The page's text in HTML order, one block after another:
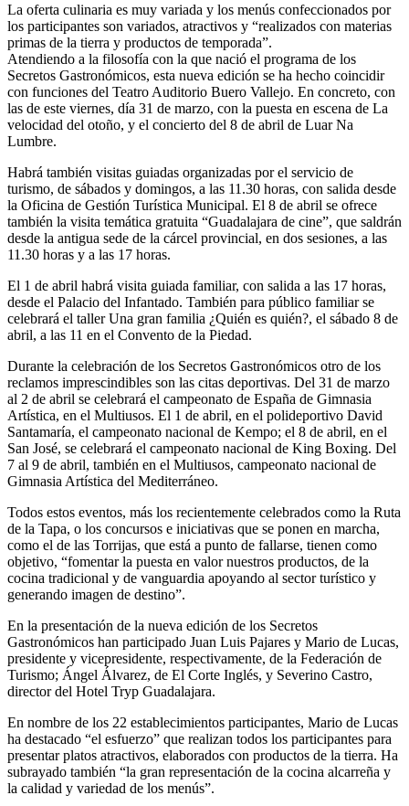
La oferta culinaria es muy variada y los menús confeccionados por
los participantes son variados, atractivos y “realizados con materias
primas de la tierra y productos de temporada”.
Atendiendo a la filosofía con la que nació el programa de los
Secretos Gastronómicos, esta nueva edición se ha hecho coincidir
con funciones del Teatro Auditorio Buero Vallejo. En concreto, con
las de este viernes, día 31 de marzo, con la puesta en escena de La
velocidad del otoño, y el concierto del 8 de abril de Luar Na
Lumbre.
Habrá también visitas guiadas organizadas por el servicio de
turismo, de sábados y domingos, a las 11.30 horas, con salida desde
la Oficina de Gestión Turística Municipal. El 8 de abril se ofrece
también la visita temática gratuita “Guadalajara de cine”, que saldrán
desde la antigua sede de la cárcel provincial, en dos sesiones, a las
11.30 horas y a las 17 horas.
El 1 de abril habrá visita guiada familiar, con salida a las 17 horas,
desde el Palacio del Infantado. También para público familiar se
celebrará el taller Una gran familia ¿Quién es quién?, el sábado 8 de
abril, a las 11 en el Convento de la Piedad.
Durante la celebración de los Secretos Gastronómicos otro de los
reclamos imprescindibles son las citas deportivas. Del 31 de marzo
al 2 de abril se celebrará el campeonato de España de Gimnasia
Artística, en el Multiusos. El 1 de abril, en el polideportivo David
Santamaría, el campeonato nacional de Kempo; el 8 de abril, en el
San José, se celebrará el campeonato nacional de King Boxing. Del
7 al 9 de abril, también en el Multiusos, campeonato nacional de
Gimnasia Artística del Mediterráneo.
Todos estos eventos, más los recientemente celebrados como la Ruta
de la Tapa, o los concursos e iniciativas que se ponen en marcha,
como el de las Torrijas, que está a punto de fallarse, tienen como
objetivo, “fomentar la puesta en valor nuestros productos, de la
cocina tradicional y de vanguardia apoyando al sector turístico y
generando imagen de destino”.
En la presentación de la nueva edición de los Secretos
Gastronómicos han participado Juan Luis Pajares y Mario de Lucas,
presidente y vicepresidente, respectivamente, de la Federación de
Turismo; Ángel Álvarez, de El Corte Inglés, y Severino Castro,
director del Hotel Tryp Guadalajara.
En nombre de los 22 establecimientos participantes, Mario de Lucas
ha destacado “el esfuerzo” que realizan todos los participantes para
presentar platos atractivos, elaborados con productos de la tierra. Ha
subrayado también “la gran representación de la cocina alcarreña y
la calidad y variedad de los menús”.